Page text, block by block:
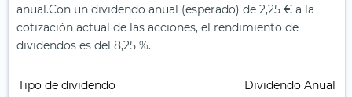
anual.Con un dividendo anual (esperado) de 2,25 € a la
cotización actual de las acciones, el rendimiento de
dividendos es del 8,25 %.
Tipo de dividendo Dividendo Anual